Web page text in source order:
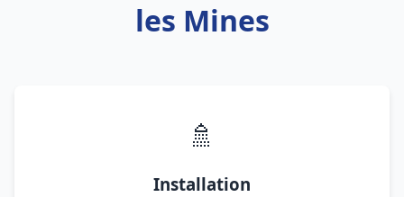
les Mines
🚿
Installation